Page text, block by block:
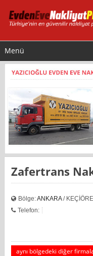
Menü
Zafertrans
Bölge:ANKARA/
Telefon:
aynı bölgedeki diğer